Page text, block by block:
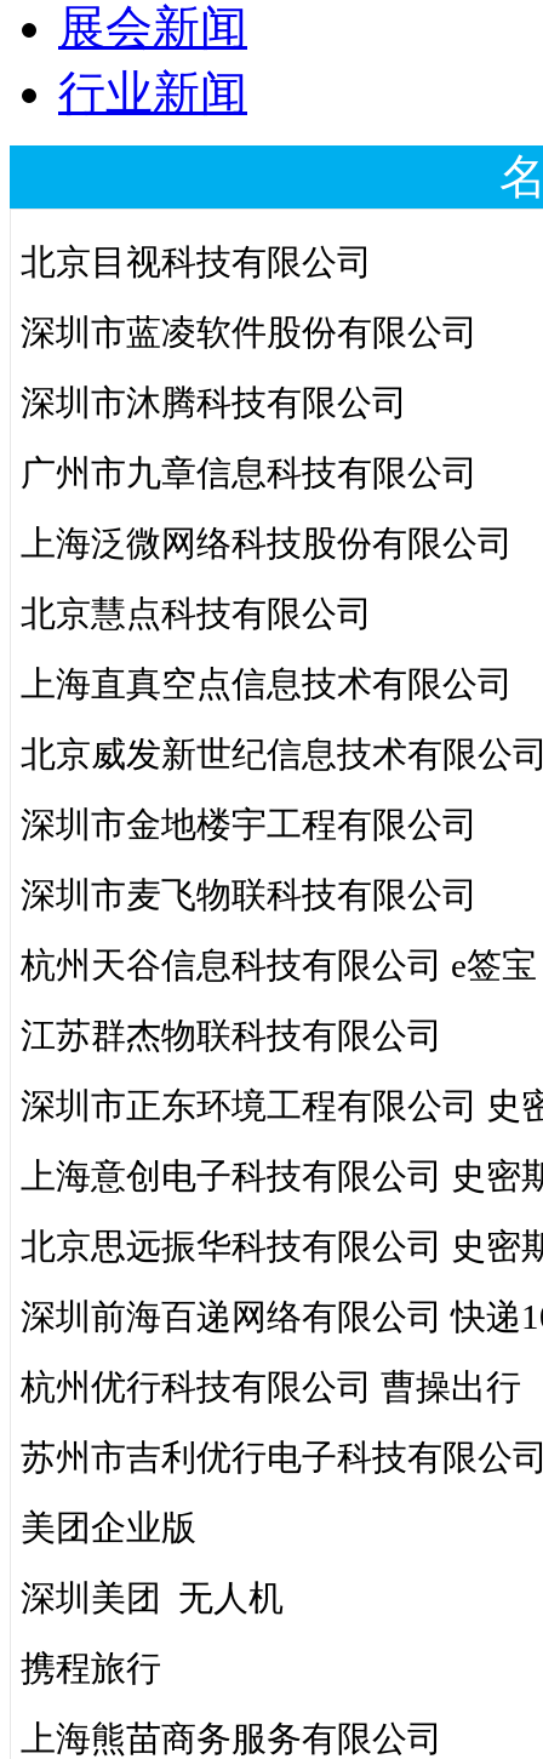
展会新闻
行业新闻
北京目视科技有限公司
深圳市蓝凌软件股份有限公司
深圳市沐腾科技有限公司
广州市九章信息科技有限公司
上海泛微网络科技股份有限公司
北京慧点科技有限公司
上海直真空点信息技术有限公司
北京威发新世纪信息技术有限公
深圳市金地楼宇工程有限公司
深圳市麦飞物联科技有限公司
杭州天谷信息科技有限公司 e签宝
江苏群杰物联科技有限公司
深圳市正东环境工程有限公司 史
上海意创电子科技有限公司 史密
北京思远振华科技有限公司 史密
深圳前海百递网络有限公司 快递
杭州优行科技有限公司 曹操出行
苏州市吉利优行电子科技有限公
美团企业版
深圳美团 无人机
携程旅行
上海熊苗商务服务有限公司